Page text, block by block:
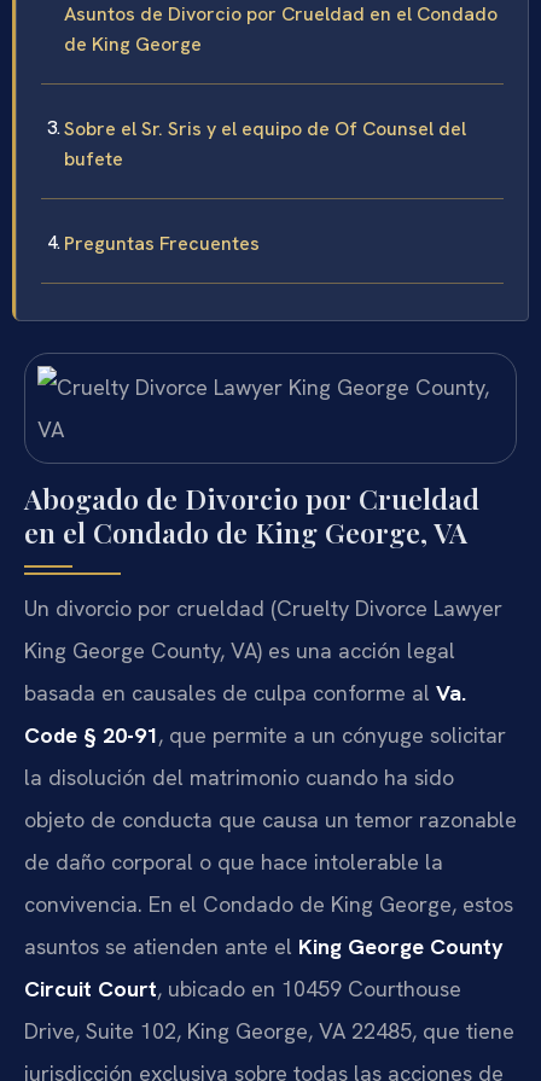
Asuntos de Divorcio por Crueldad en el Condado
de King George
Sobre el Sr. Sris y el equipo de Of Counsel del
bufete
Preguntas Frecuentes
Abogado de Divorcio por Crueldad
en el Condado de King George, VA
Un divorcio por crueldad (Cruelty Divorce Lawyer
King George County, VA) es una acción legal
basada en causales de culpa conforme al Va.
Code § 20-91, que permite a un cónyuge solicitar
la disolución del matrimonio cuando ha sido
objeto de conducta que causa un temor razonable
de daño corporal o que hace intolerable la
convivencia. En el Condado de King George, estos
asuntos se atienden ante el King George County
Circuit Court, ubicado en 10459 Courthouse
Drive, Suite 102, King George, VA 22485, que tiene
jurisdicción exclusiva sobre todas las acciones de